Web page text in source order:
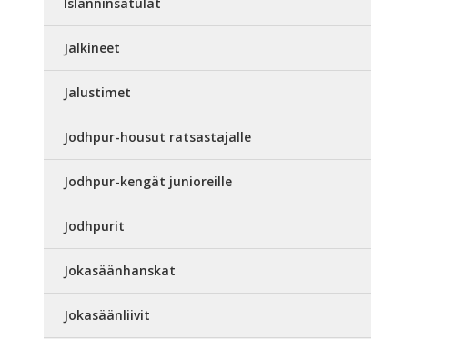
Jalkineet
Jalustimet
Jodhpur-housut ratsastajalle
Jodhpur-kengät junioreille
Jodhpurit
Jokasäänhanskat
Jokasäänliivit